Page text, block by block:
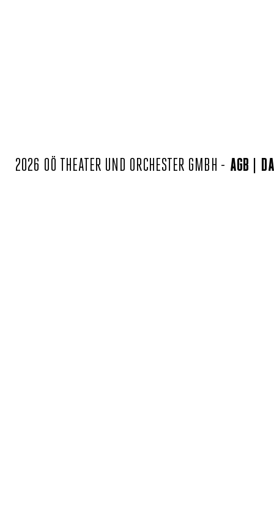
2026 OÖ THEATER UND ORCHESTER GMBH - AGB